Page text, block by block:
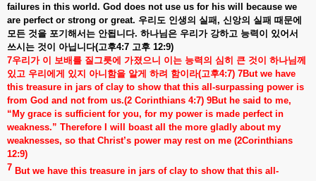
failures in this world. God does not use us for his will because we
are perfect or strong or great. 우리도 인생의 실패, 신앙의 실패 때문에
모든 것을 포기해서는 안됩니다. 하나님은 우리가 강하고 능력이
있어서
쓰시는 것이 아닙니다(고후4:7 고후 12:9)
7우리가 이 보배를 질그릇에 가졌으니 이는 능력의 심히 큰 것이 하나님께
있고 우리에게 있지 아니함을 알게 하려 함이라(고후4:7) 7But we have
this treasure in jars of clay to show that this all-surpassing power is
from God and not from us.(2 Corinthians 4:7) 9But he said to me,
“My grace is sufficient for you, for my power is made perfect in
weakness.” Therefore I will boast all the more gladly about my
weaknesses, so that Christ’s power may rest on me (2Corinthians
12:9)
7 But we have this treasure in jars of clay to show that this all-